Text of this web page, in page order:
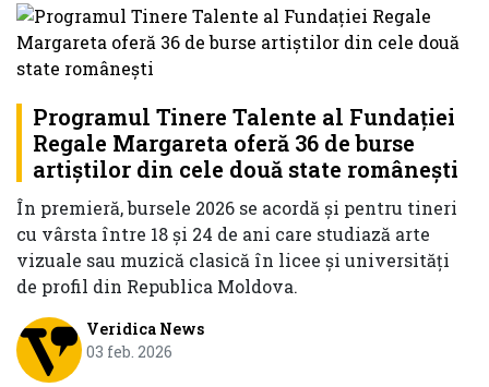
Programul Tinere Talente al Fundaţiei
Regale Margareta oferă 36 de burse
artiştilor din cele două state românești
În premieră, bursele 2026 se acordă şi pentru tineri
cu vârsta între 18 şi 24 de ani care studiază arte
vizuale sau muzică clasică în licee şi universităţi
de profil din Republica Moldova.
Veridica News
03 feb. 2026